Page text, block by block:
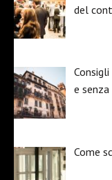
del
e
Come